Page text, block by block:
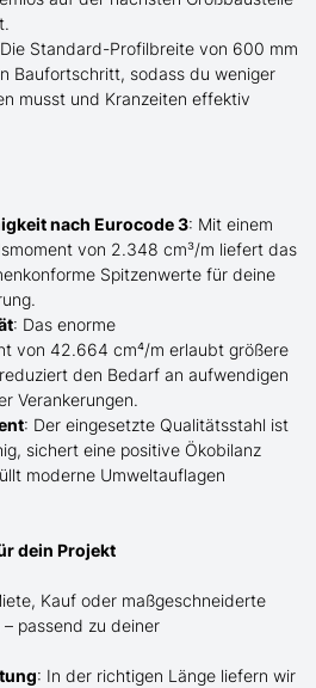
Standard-Profilbreite von 600 mm
Baufortschritt, sodass du weniger
musst und Kranzeiten effektiv
nach Eurocode 3: Mit einem
von 2.348 cm³/m liefert das
Spitzenwerte für deine
: Das enorme
von 42.664 cm⁴/m erlaubt größere
den Bedarf an aufwendigen
Verankerungen.
: Der eingesetzte Qualitätsstahl ist
sichert eine positive Ökobilanz
moderne Umweltauflagen
dein Projekt
Kauf oder maßgeschneiderte
passend zu deiner
: In der richtigen Länge liefern wir